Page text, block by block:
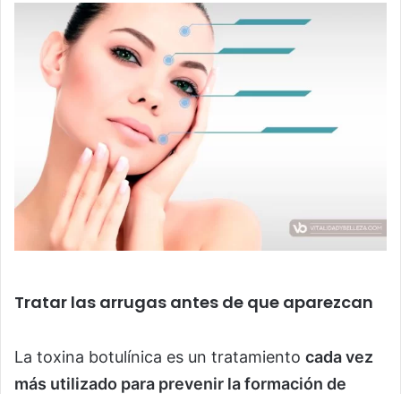
Tratar las arrugas antes de que aparezcan
La toxina botulínica es un tratamiento cada vez
más utilizado para prevenir la formación de